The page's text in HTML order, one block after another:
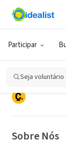
Participar
Seja
ONG
Arabia
Alliance
Lithonia, GA|
Sobre Nós